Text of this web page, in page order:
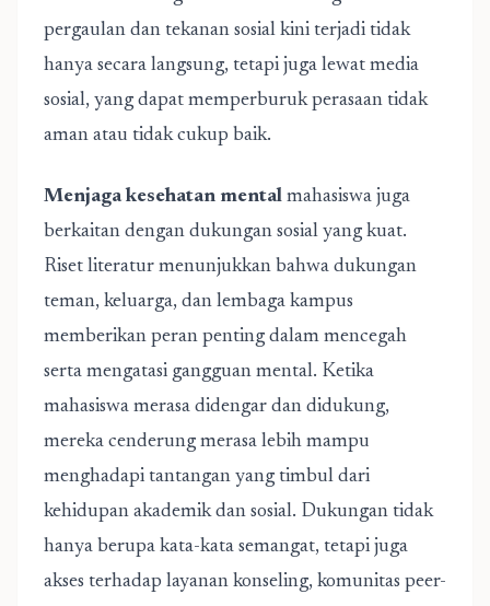
pergaulan dan tekanan sosial kini terjadi tidak
hanya secara langsung, tetapi juga lewat media
sosial, yang dapat memperburuk perasaan tidak
aman atau tidak cukup baik.
Menjaga kesehatan mental mahasiswa juga
berkaitan dengan dukungan sosial yang kuat.
Riset literatur menunjukkan bahwa dukungan
teman, keluarga, dan lembaga kampus
memberikan peran penting dalam mencegah
serta mengatasi gangguan mental. Ketika
mahasiswa merasa didengar dan didukung,
mereka cenderung merasa lebih mampu
menghadapi tantangan yang timbul dari
kehidupan akademik dan sosial. Dukungan tidak
hanya berupa kata-kata semangat, tetapi juga
akses terhadap layanan konseling, komunitas peer-